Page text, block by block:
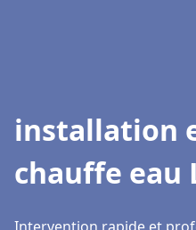
installation
chauffe eau